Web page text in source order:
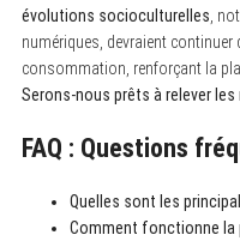
évolutions socioculturelles ,
numériques, devraient
consommation, renforçant la
Serons-nous prêts à relever
FAQ : Questions
Quelles sont les
Comment fonctionne la